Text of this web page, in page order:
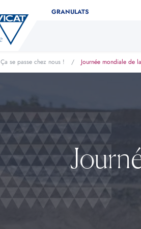
GRANULATS
Ça se passe chez nous ! / Journée mondiale de